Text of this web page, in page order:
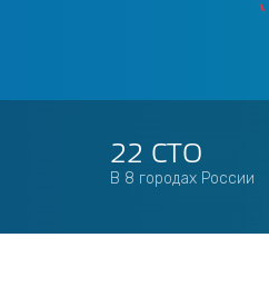
22 СТО
В 8 городах России